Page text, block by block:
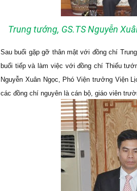
Trung tướng, GS.TS Nguyễn
Sau buổi gặp gỡ thân mật với đồng chí
buổi tiếp và làm việc với đồng chí Thiếu
Nguyễn Xuân Ngọc, Phó Viện trưởng Viện
các đồng chí nguyên là cán bộ, giáo viên